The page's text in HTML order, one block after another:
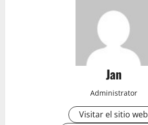
Jan
Administrator
Visitar el sitio web